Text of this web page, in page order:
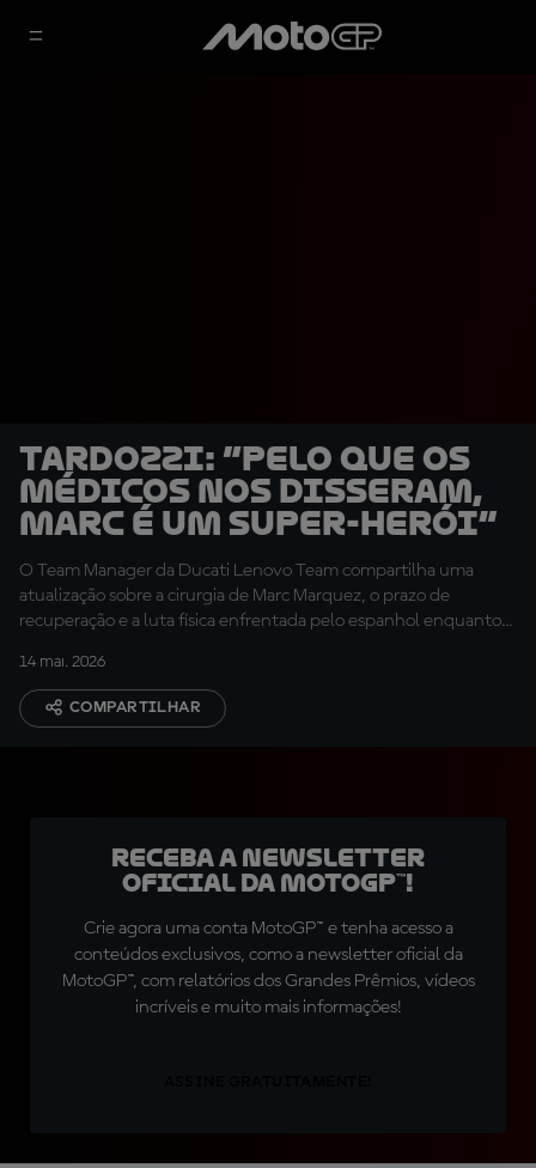
Tardozzi: “Pelo que os
médicos nos disseram,
Marc é um super-herói”
O Team Manager da Ducati Lenovo Team compartilha uma
atualização sobre a cirurgia de Marc Marquez, o prazo de
recuperação e a luta física enfrentada pelo espanhol enquanto
persistente.
14 mai. 2026
COMPARTILHAR
Receba a newsletter
oficial da MotoGP™!
Crie agora uma conta MotoGP™ e tenha acesso a
conteúdos exclusivos, como a newsletter oficial da
MotoGP™, com relatórios dos Grandes Prêmios, vídeos
incríveis e muito mais informações!